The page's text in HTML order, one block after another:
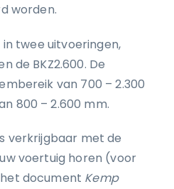
worden.
in twee uitvoeringen,
de BKZ2.600. De
van 700 – 2.300
800 – 2.600 mm.
verkrijgbaar met de
voertuig horen (voor
document Kemp